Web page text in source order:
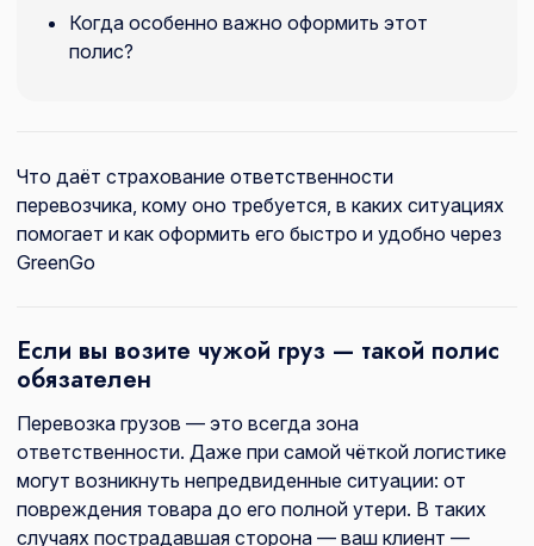
Когда особенно важно оформить этот
полис?
Что даёт страхование ответственности
перевозчика, кому оно требуется, в каких ситуациях
помогает и как оформить его быстро и удобно через
GreenGo
Если вы возите чужой груз — такой полис
обязателен
Перевозка грузов — это всегда зона
ответственности. Даже при самой чёткой логистике
могут возникнуть непредвиденные ситуации: от
повреждения товара до его полной утери. В таких
случаях пострадавшая сторона — ваш клиент —